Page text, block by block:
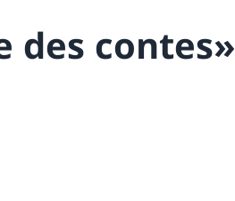
des contes»